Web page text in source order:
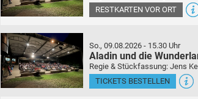
RESTKARTEN VOR ORT
So., 09.08.2026 - 15.30 Uhr
Aladin und die
Regie & Stückfassung: Jens
TICKETS BESTELLEN